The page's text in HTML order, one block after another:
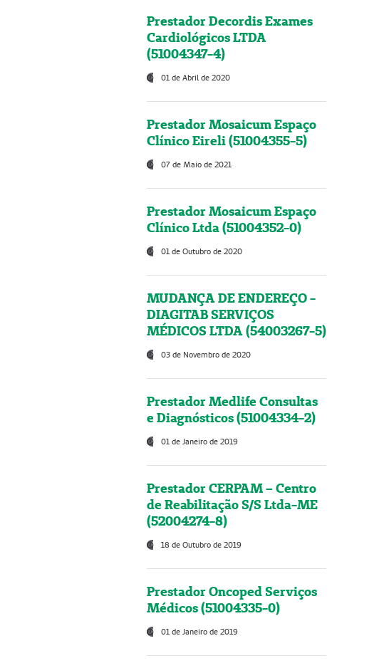
Prestador Decordis Exames
Cardiológicos LTDA
(51004347-4)
01 de Abril de 2020
Prestador Mosaicum Espaço
Clínico Eireli (51004355-5)
07 de Maio de 2021
Prestador Mosaicum Espaço
Clínico Ltda (51004352-0)
01 de Outubro de 2020
MUDANÇA DE ENDEREÇO -
DIAGITAB SERVIÇOS
MÉDICOS LTDA (54003267-5)
03 de Novembro de 2020
Prestador Medlife Consultas
e Diagnósticos (51004334-2)
01 de Janeiro de 2019
Prestador CERPAM – Centro
de Reabilitação S/S Ltda-ME
(52004274-8)
18 de Outubro de 2019
Prestador Oncoped Serviços
Médicos (51004335-0)
01 de Janeiro de 2019